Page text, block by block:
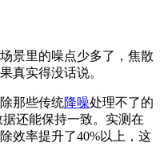
景里的噪点少多了，焦散
实得没话说。
除那些传统降噪处理不了的
能保持一致。实测在
效率提升了40%以上，这